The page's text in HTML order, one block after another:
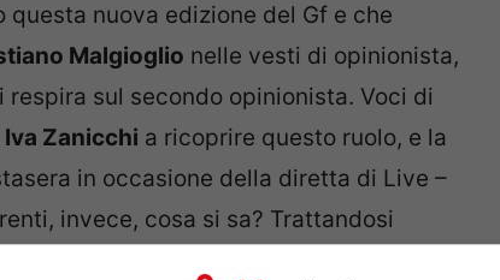
nuova edizione del Gf e che
Malgioglio nelle vesti di opinionista,
respira sul secondo opinionista. Voci di
Iva Zanicchi a ricoprire questo ruolo, e la
in occasione della diretta di Live –
invece, cosa si sa? Trattandosi
chiaro che sulla gran parte dei concorrenti